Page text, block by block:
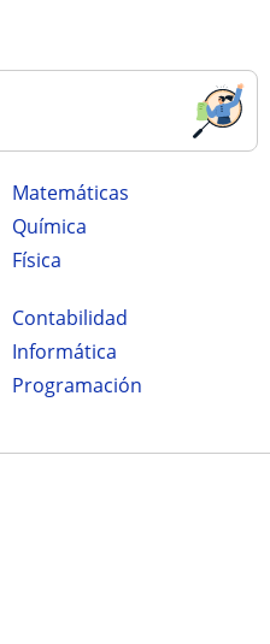
Matemáticas
Química
Física
Contabilidad
Informática
Programación